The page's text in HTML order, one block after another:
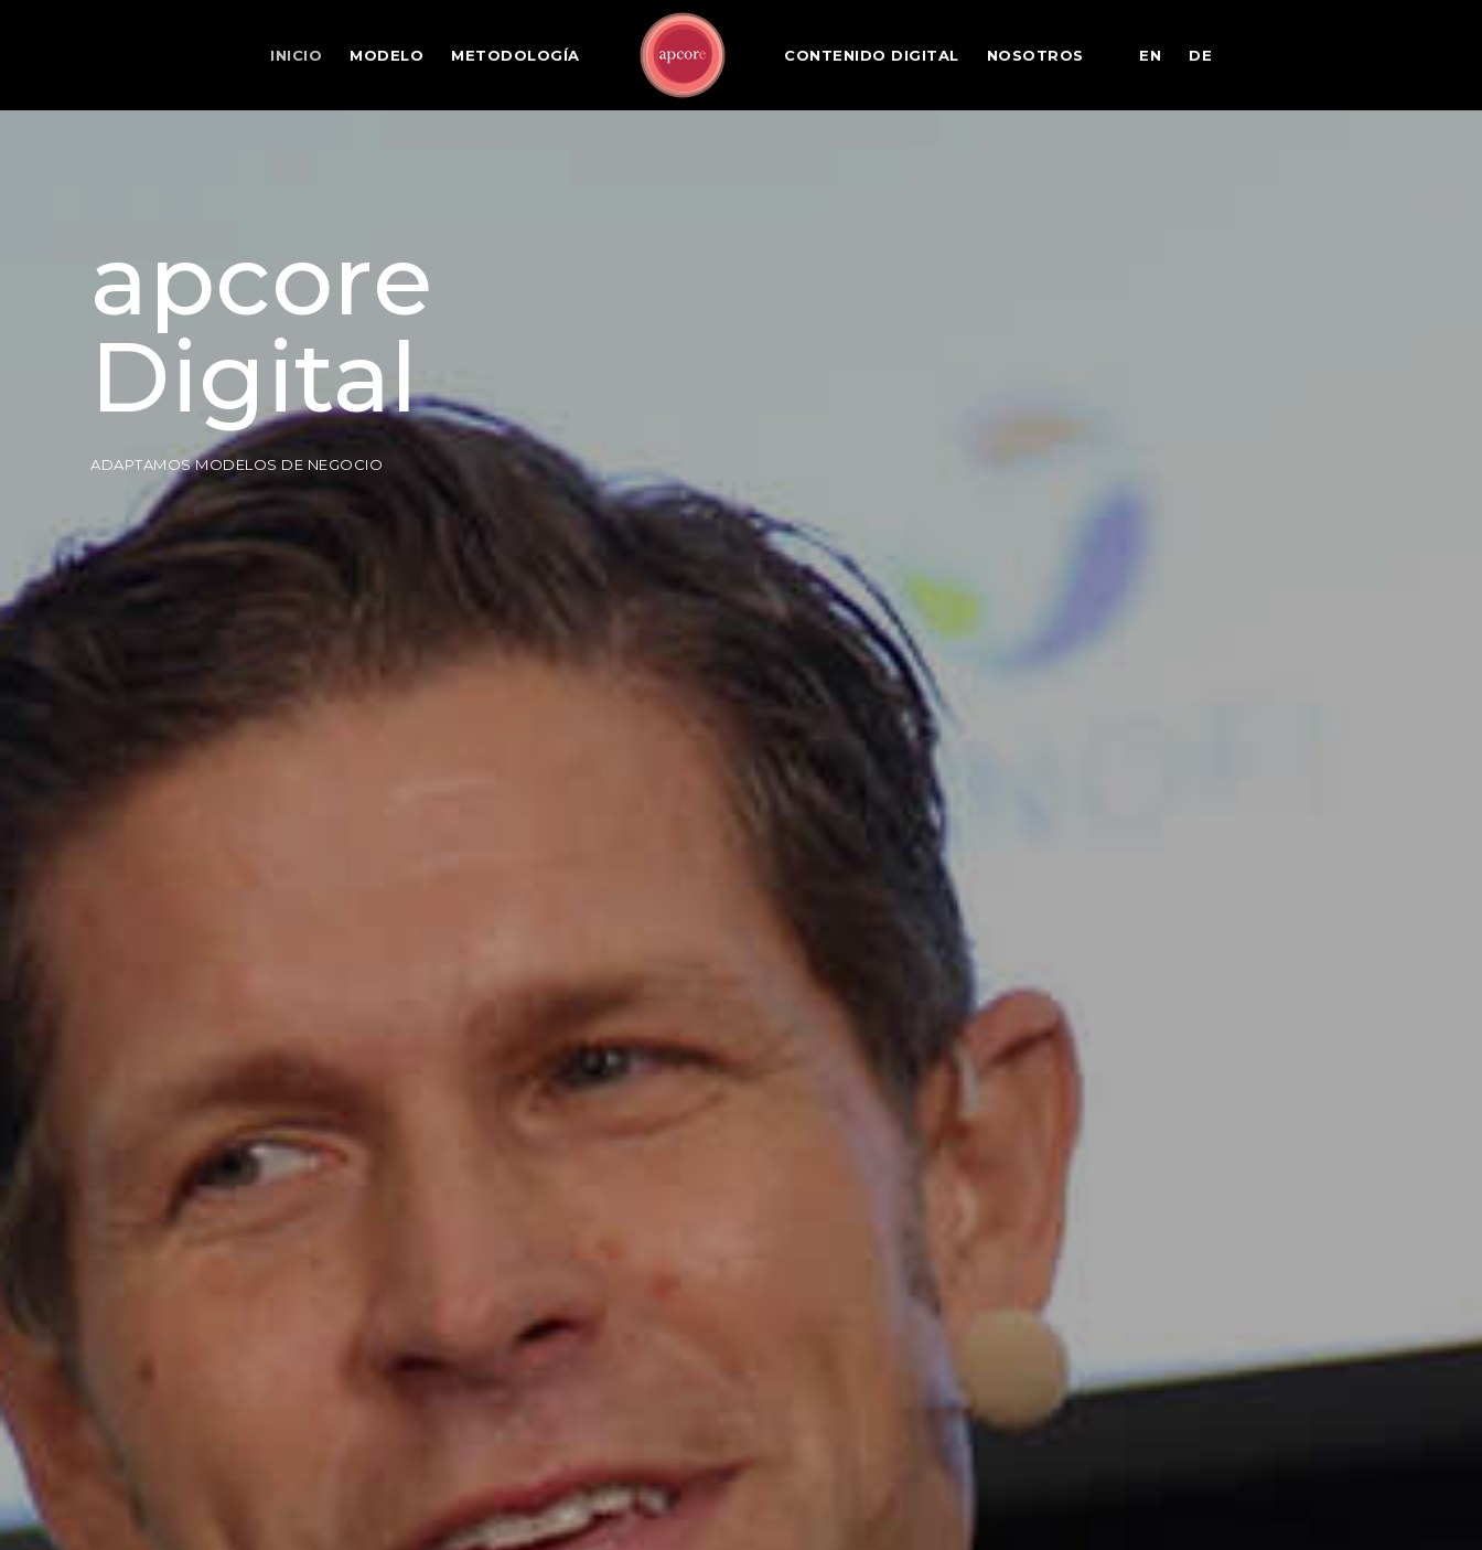
INICIO MODELO METODOLOGÍA CONTENIDO DIGITAL NOSOTROS EN DE
apcore
Digital
ADAPTAMOS MODELOS DE NEGOCIO